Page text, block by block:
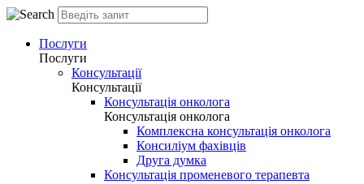
Послуги
Послуги
Консультації
Консультації
Консультація онколога
Консультація онколога
Комплексна консультація онколога
Консиліум фахівців
Друга думка
Консультація променевого терапевта